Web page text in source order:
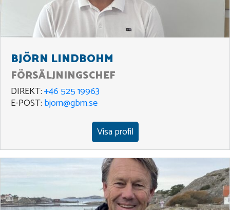
BJÖRN LINDBOHM
FÖRSÄLJNINGSCHEF
DIREKT:+46 525 19963
E-POST: bjorn@gbm.se
Visa profil